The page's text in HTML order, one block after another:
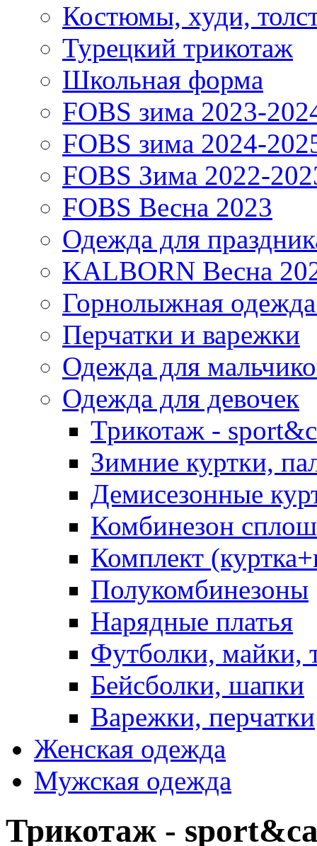
Костюмы, худи,
Турецкий трикотаж
Школьная форма
FOBS зима 2023-
FOBS зима 2024-
FOBS Зима 2022-
FOBS Весна 2023
Одежда для
KALBORN Весна
Горнолыжная
Перчатки и варежки
Одежда для
Одежда для девочек
Трикотаж -
Зимние куртки,
Демисезонные
Комбинезон
Комплект
Полукомбинезоны
Нарядные платья
Футболки, майки,
Бейсболки, шапки
Варежки, перчатки
Женская одежда
Мужская одежда
Трикотаж -